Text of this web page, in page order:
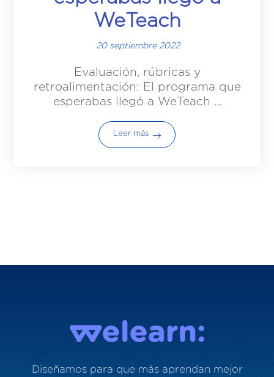
WeTeach
20 septiembre 2022
Evaluación, rúbricas y
retroalimentación: El programa que
esperabas llegó a WeTeach ...
Leer más
Diseñamos para que más aprendan mejor